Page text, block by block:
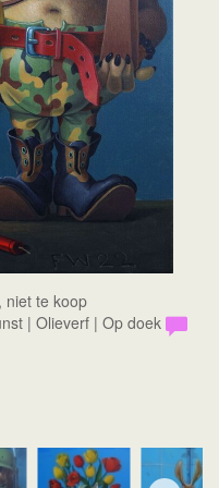
niet te koop
| Olieverf | Op doek